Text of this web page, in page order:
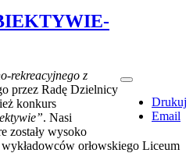
Drukuj
Email
rekreacyjnego z
przez Radę Dzielnicy
konkurs
. Nasi
zostały wysoko
orłowskiego Liceum